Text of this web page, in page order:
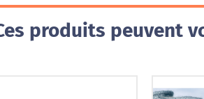
produits peuvent